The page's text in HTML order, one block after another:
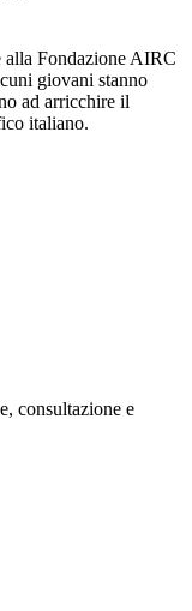
alla Fondazione AIRC
giovani stanno
ad arricchire il
italiano.
consultazione e